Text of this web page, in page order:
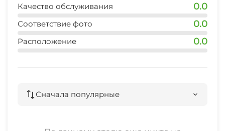
Качество обслуживания 0.0
Соответствие фото 0.0
Расположение 0.0
Сначала популярные